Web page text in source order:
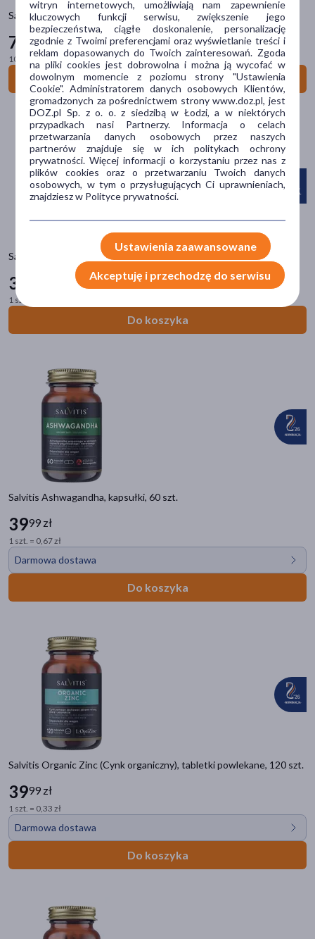
Salvitis Pure Collagen 5 000, proszek, 150 g
79 99 zł
100 g = 53,33 zł
Do koszyka
Salvitis Berberine, kapsułki, 60 szt.
34
1 szt. = 0,58 zł
Do koszyka
Salvitis Ashwagandha, kapsułki, 60 szt.
3999 zł
1 szt. = 0,67 zł
Darmowa dostawa
Do koszyka
Salvitis Organic Zinc (Cynk organiczny), tabletki powlekane, 120 szt.
3999 zł
1 szt. = 0,33 zł
Darmowa dostawa
Do koszyka
Postać
płyn (15)
kapsułki(8)
tabletka(8)
proszek (2)
saszetki(1)
Problem
niedobór witamin(8)
obniżona odporność(5)
przeciążone stawy(4)
odbudowa chrząstki stawowej(4)
kolagen(13)
cynk(9)
kwas foliowy
kwas pantotenowy
miedź(7)
pokaż więcej
Część ciała
kości
paznokcie(9)
mięśnie(6)
pokaż więcej
Specyfika
Dla wegan(15)
Bez konserwantów
Dla kobiet w ciąży
Pora stosowania
Smak
witryn internetowych, umożliwiają nam zapewnienie
kluczowych funkcji serwisu, zwiększenie jego
bezpieczeństwa, ciągłe doskonalenie, personalizację
zgodnie z Twoimi preferencjami oraz wyświetlanie treści i
reklam dopasowanych do Twoich zainteresowań. Zgoda
na pliki cookies jest dobrowolna i można ją wycofać w
dowolnym momencie z poziomu strony "Ustawienia
Cookie". Administratorem danych osobowych Klientów,
gromadzonych za pośrednictwem strony www.doz.pl, jest
DOZ.pl Sp. z o. o. z siedzibą w Łodzi, a w niektórych
przypadkach nasi Partnerzy. Informacja o celach
przetwarzania danych osobowych przez naszych
partnerów znajduje się w ich politykach ochrony
prywatności. Więcej informacji o korzystaniu przez nas z
plików cookies oraz o przetwarzaniu Twoich danych
osobowych, w tym o przysługujących Ci uprawnieniach,
znajdziesz w Polityce prywatności.
Ustawienia zaawansowane
Akceptuję i przechodzę do serwisu